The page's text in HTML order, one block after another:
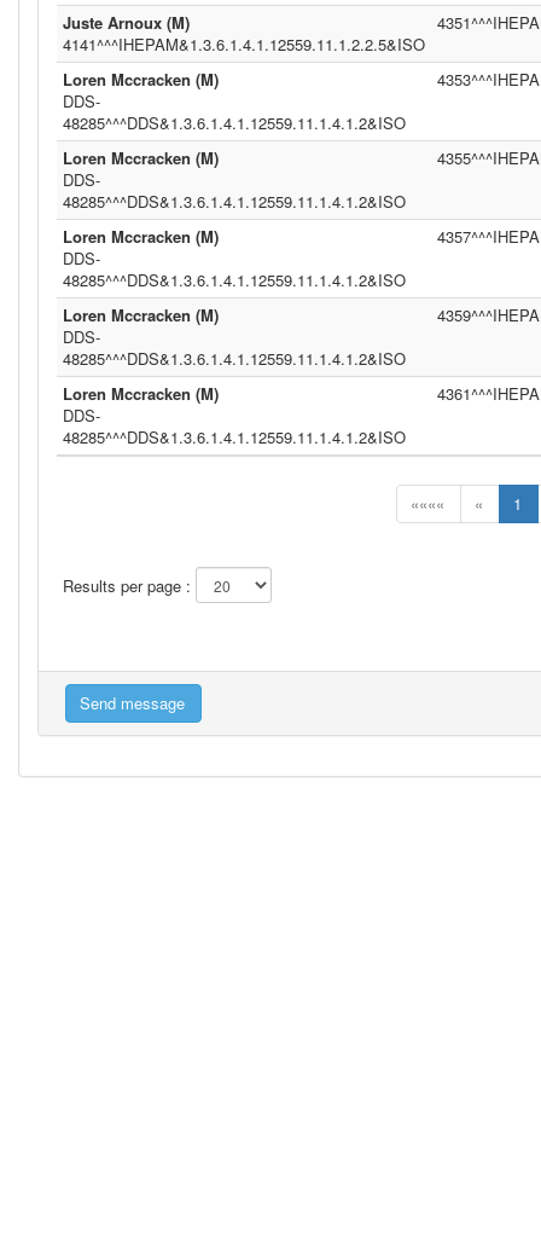
«««« « 1
Results per page :
Juste Arnoux (M)
4141^^^IHEPAM&1.3.6.1.4.1.12559.11.1.2.2.5&ISO
Loren Mccracken (M)
DDS-
48285^^^DDS&1.3.6.1.4.1.12559.11.1.4.1.2&ISO
Loren Mccracken (M)
DDS-
48285^^^DDS&1.3.6.1.4.1.12559.11.1.4.1.2&ISO
Loren Mccracken (M)
DDS-
48285^^^DDS&1.3.6.1.4.1.12559.11.1.4.1.2&ISO
Loren Mccracken (M)
DDS-
48285^^^DDS&1.3.6.1.4.1.12559.11.1.4.1.2&ISO
Loren Mccracken (M)
DDS-
48285^^^DDS&1.3.6.1.4.1.12559.11.1.4.1.2&ISO